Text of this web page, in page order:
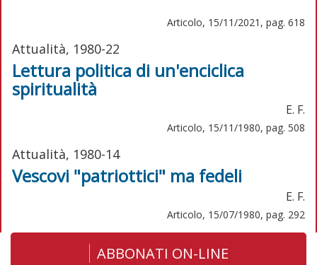
Articolo, 15/11/2021, pag. 618
Attualità, 1980-22
Lettura politica di un'enciclica
spiritualità
E. F.
Articolo, 15/11/1980, pag. 508
Attualità, 1980-14
Vescovi "patriottici" ma fedeli
E. F.
Articolo, 15/07/1980, pag. 292
ABBONATI ON-LINE